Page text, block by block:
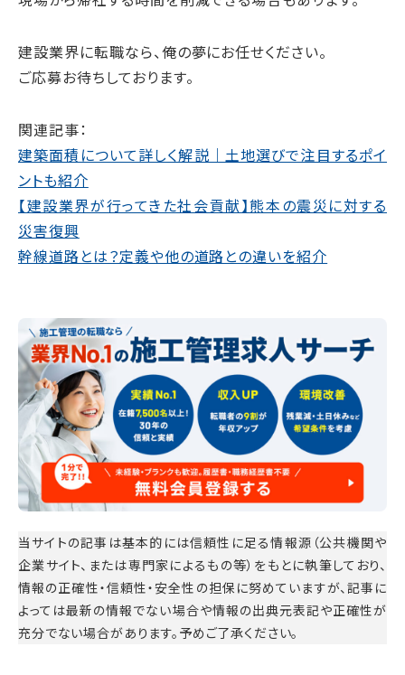
建設業界に転職なら、俺の夢にお任せください。
ご応募お待ちしております。
関連記事：
建築面積について詳しく解説｜土地選びで注目するポイ
ントも紹介
【建設業界が行ってきた社会貢献】熊本の震災に対する
災害復興
幹線道路とは？定義や他の道路との違いを紹介
当サイトの記事は基本的には信頼性に足る情報源（公共機関や
企業サイト、または専門家によるもの等）をもとに執筆しており、
情報の正確性・信頼性・安全性の担保に努めていますが、記事に
よっては最新の情報でない場合や情報の出典元表記や正確性が
充分でない場合があります。予めご了承ください。